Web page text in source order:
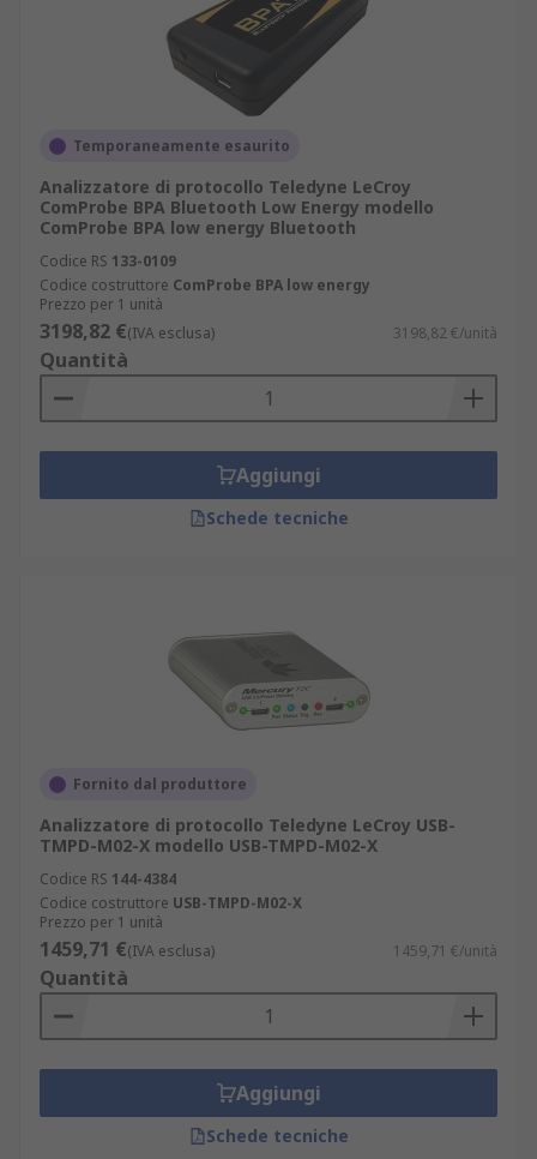
Temporaneamente esaurito
Analizzatore di protocollo Teledyne LeCroy
ComProbe BPA Bluetooth Low Energy modello
ComProbe BPA low energy Bluetooth
Codice RS 133-0109
Codice costruttore ComProbe BPA low energy
Prezzo per 1 unità
3198,82 €(IVA esclusa) 3198,82 €/unità
Quantità
Aggiungi
Schede tecniche
Fornito dal produttore
Analizzatore di protocollo Teledyne LeCroy USB-
TMPD-M02-X modello USB-TMPD-M02-X
Codice RS 144-4384
Codice costruttore USB-TMPD-M02-X
Prezzo per 1 unità
1459,71 €(IVA esclusa) 1459,71 €/unità
Quantità
Aggiungi
Schede tecniche